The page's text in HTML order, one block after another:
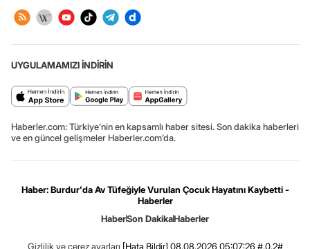
UYGULAMAMIZI İNDİRİN
Haberler.com: Türkiye’nin en kapsamlı haber sitesi. Son dakika haberleri
ve en güncel gelişmeler Haberler.com’da.
Haber: Burdur'da Av Tüfeğiyle Vurulan Çocuk Hayatını Kaybetti -
Haberler
HaberSon DakikaHaberler
Gizlilik ve çerez ayarları [Hata Bildir] 08.08.2026 05:07:26 #.0.2#